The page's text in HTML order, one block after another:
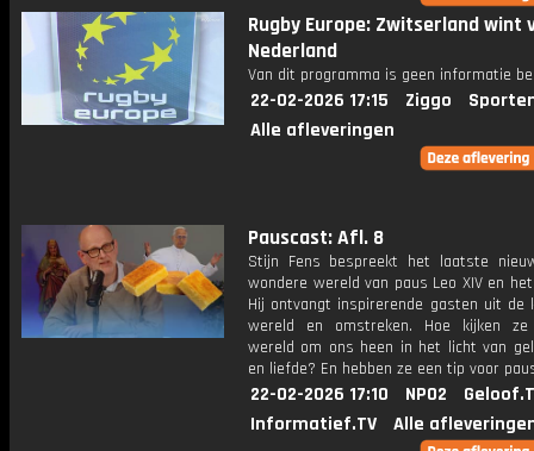
Rugby Europe: Zwitserland wint
Nederland
Van dit programma is geen informatie
22-02-2026 17:15 Ziggo
Alle afleveringen
Pauscast: Afl. 8
Stijn Fens bespreekt het laatste
wondere wereld van paus Leo XIV en
Hij ontvangt inspirerende gasten uit de
wereld en omstreken. Hoe kijken
wereld om ons heen in het licht van
en liefde? En hebben ze een tip voor
22-02-2026 17:10 NPO2
Informatief.TV
Alle